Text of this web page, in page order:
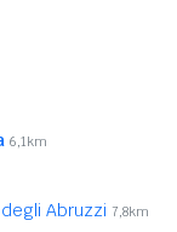
6,1km
Abruzzi 7,8km